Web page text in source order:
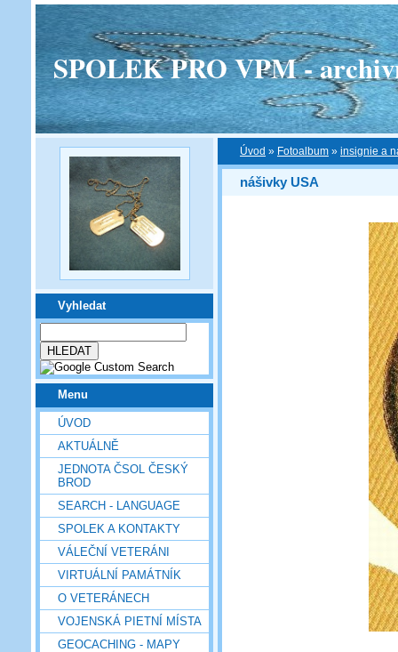
SPOLEK PRO VPM -
Vyhledat
Menu
ÚVOD
AKTUÁLNĚ
JEDNOTA ČSOL ČESKÝ
BROD
SEARCH - LANGUAGE
SPOLEK A KONTAKTY
VÁLEČNÍ VETERÁNI
VIRTUÁLNÍ PAMÁTNÍK
O VETERÁNECH
VOJENSKÁ PIETNÍ MÍSTA
GEOCACHING - MAPY
Úvod » Fotoalbum » insignie a
nášivky USA